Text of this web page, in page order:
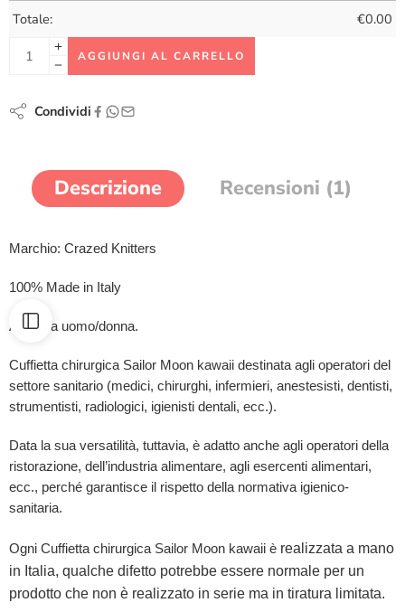
Totale: €0.00
AGGIUNGI AL CARRELLO
Condividi
Descrizione Recensioni (1)
Marchio: Crazed Knitters
100% Made in Italy
Adatta a uomo/donna.
Cuffietta chirurgica Sailor Moon kawaii destinata agli operatori del
settore sanitario (medici, chirurghi, infermieri, anestesisti, dentisti,
strumentisti, radiologici, igienisti dentali, ecc.).
Data la sua versatilità, tuttavia, è adatto anche agli operatori della
ristorazione, dell’industria alimentare, agli esercenti alimentari,
ecc., perché garantisce il rispetto della normativa igienico-
sanitaria.
Ogni Cuffietta chirurgica Sailor Moon kawaii è realizzata a mano
in Italia, qualche difetto potrebbe essere normale per un
prodotto che non è realizzato in serie ma in tiratura limitata.